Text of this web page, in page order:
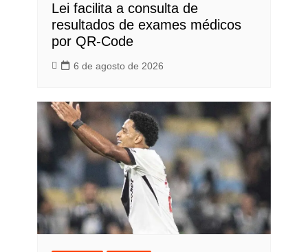
Lei facilita a consulta de
resultados de exames médicos
por QR-Code
6 de agosto de 2026